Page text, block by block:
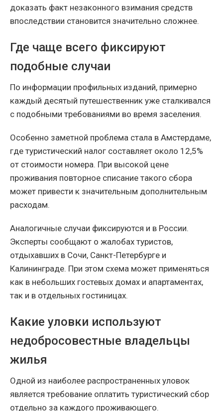
доказать факт незаконного взимания средств
впоследствии становится значительно сложнее.
Где чаще всего фиксируют
подобные случаи
По информации профильных изданий, примерно
каждый десятый путешественник уже сталкивался
с подобными требованиями во время заселения.
Особенно заметной проблема стала в Амстердаме,
где туристический налог составляет около 12,5%
от стоимости номера. При высокой цене
проживания повторное списание такого сбора
может привести к значительным дополнительным
расходам.
Аналогичные случаи фиксируются и в России.
Эксперты сообщают о жалобах туристов,
отдыхавших в Сочи, Санкт-Петербурге и
Калининграде. При этом схема может применяться
как в небольших гостевых домах и апартаментах,
так и в отдельных гостиницах.
Какие уловки используют
недобросовестные владельцы
жилья
Одной из наиболее распространенных уловок
является требование оплатить туристический сбор
отдельно за каждого проживающего.